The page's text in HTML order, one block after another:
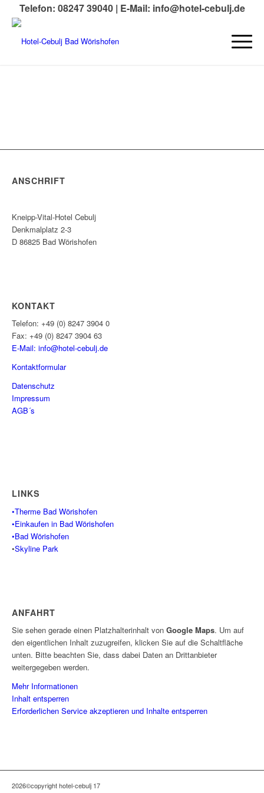
Telefon: 08247 39040 | E-Mail: info@hotel-cebulj.de
ANSCHRIFT
Kneipp-Vital-Hotel Cebulj
Denkmalplatz 2-3
D 86825 Bad Wörishofen
KONTAKT
Telefon: +49 (0) 8247 3904 0
Fax: +49 (0) 8247 3904 63
E-Mail: info@hotel-cebulj.de
Kontaktformular
Datenschutz
Impressum
AGB´s
LINKS
•Therme Bad Wörishofen
•Einkaufen in Bad Wörishofen
•Bad Wörishofen
•Skyline Park
ANFAHRT
Sie sehen gerade einen Platzhalterinhalt von Google Maps. Um auf
den eigentlichen Inhalt zuzugreifen, klicken Sie auf die Schaltfläche
unten. Bitte beachten Sie, dass dabei Daten an Drittanbieter
weitergegeben werden.
Mehr Informationen
Inhalt entsperren
Erforderlichen Service akzeptieren und Inhalte entsperren
2026©copyright hotel-cebulj 17